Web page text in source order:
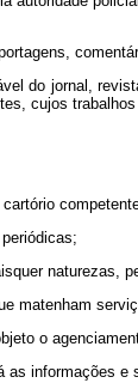
jornal,
cujos
naturezas,
o
informações e